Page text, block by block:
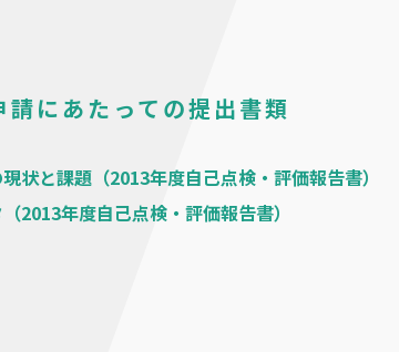
請にあたっての提出書類
状と課題（2013年度自己点検・評価報告書）
2013年度自己点検・評価報告書）